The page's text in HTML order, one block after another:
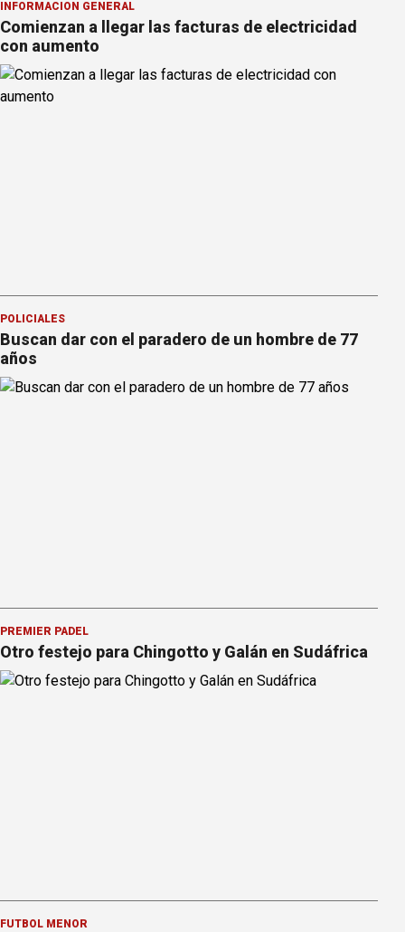
INFORMACION GENERAL
Comienzan a llegar las facturas de electricidad
con aumento
POLICIALES
Buscan dar con el paradero de un hombre de 77
años
PREMIER PÁDEL
Otro festejo para Chingotto y Galán en Sudáfrica
FÚTBOL MENOR